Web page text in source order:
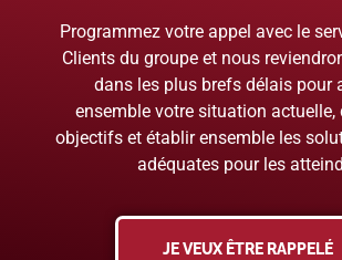
Programmez votre appel avec le
Clients du groupe et nous
dans les plus brefs délais pour
ensemble votre situation actuelle,
objectifs et établir ensemble les
adéquates pour les
JE VEUX ÊTRE RAPPELÉ